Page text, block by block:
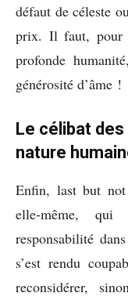
défaut de céleste
prix. Il faut, pour
profonde
générosité d’âme !
Le célibat
nature
Enfin, last but not
elle-même, qui
responsabilité
s’est rendu
reconsidérer,